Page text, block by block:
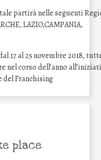
partirà nelle seguenti
LAZIO,CAMPANIA,
17 al 25 novembre 2018,
nel corso dell’anno
del Franchising
place